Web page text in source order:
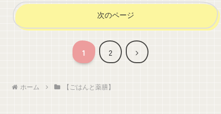
次のページ
1 2
次
ホーム 【ごはんと薬膳】